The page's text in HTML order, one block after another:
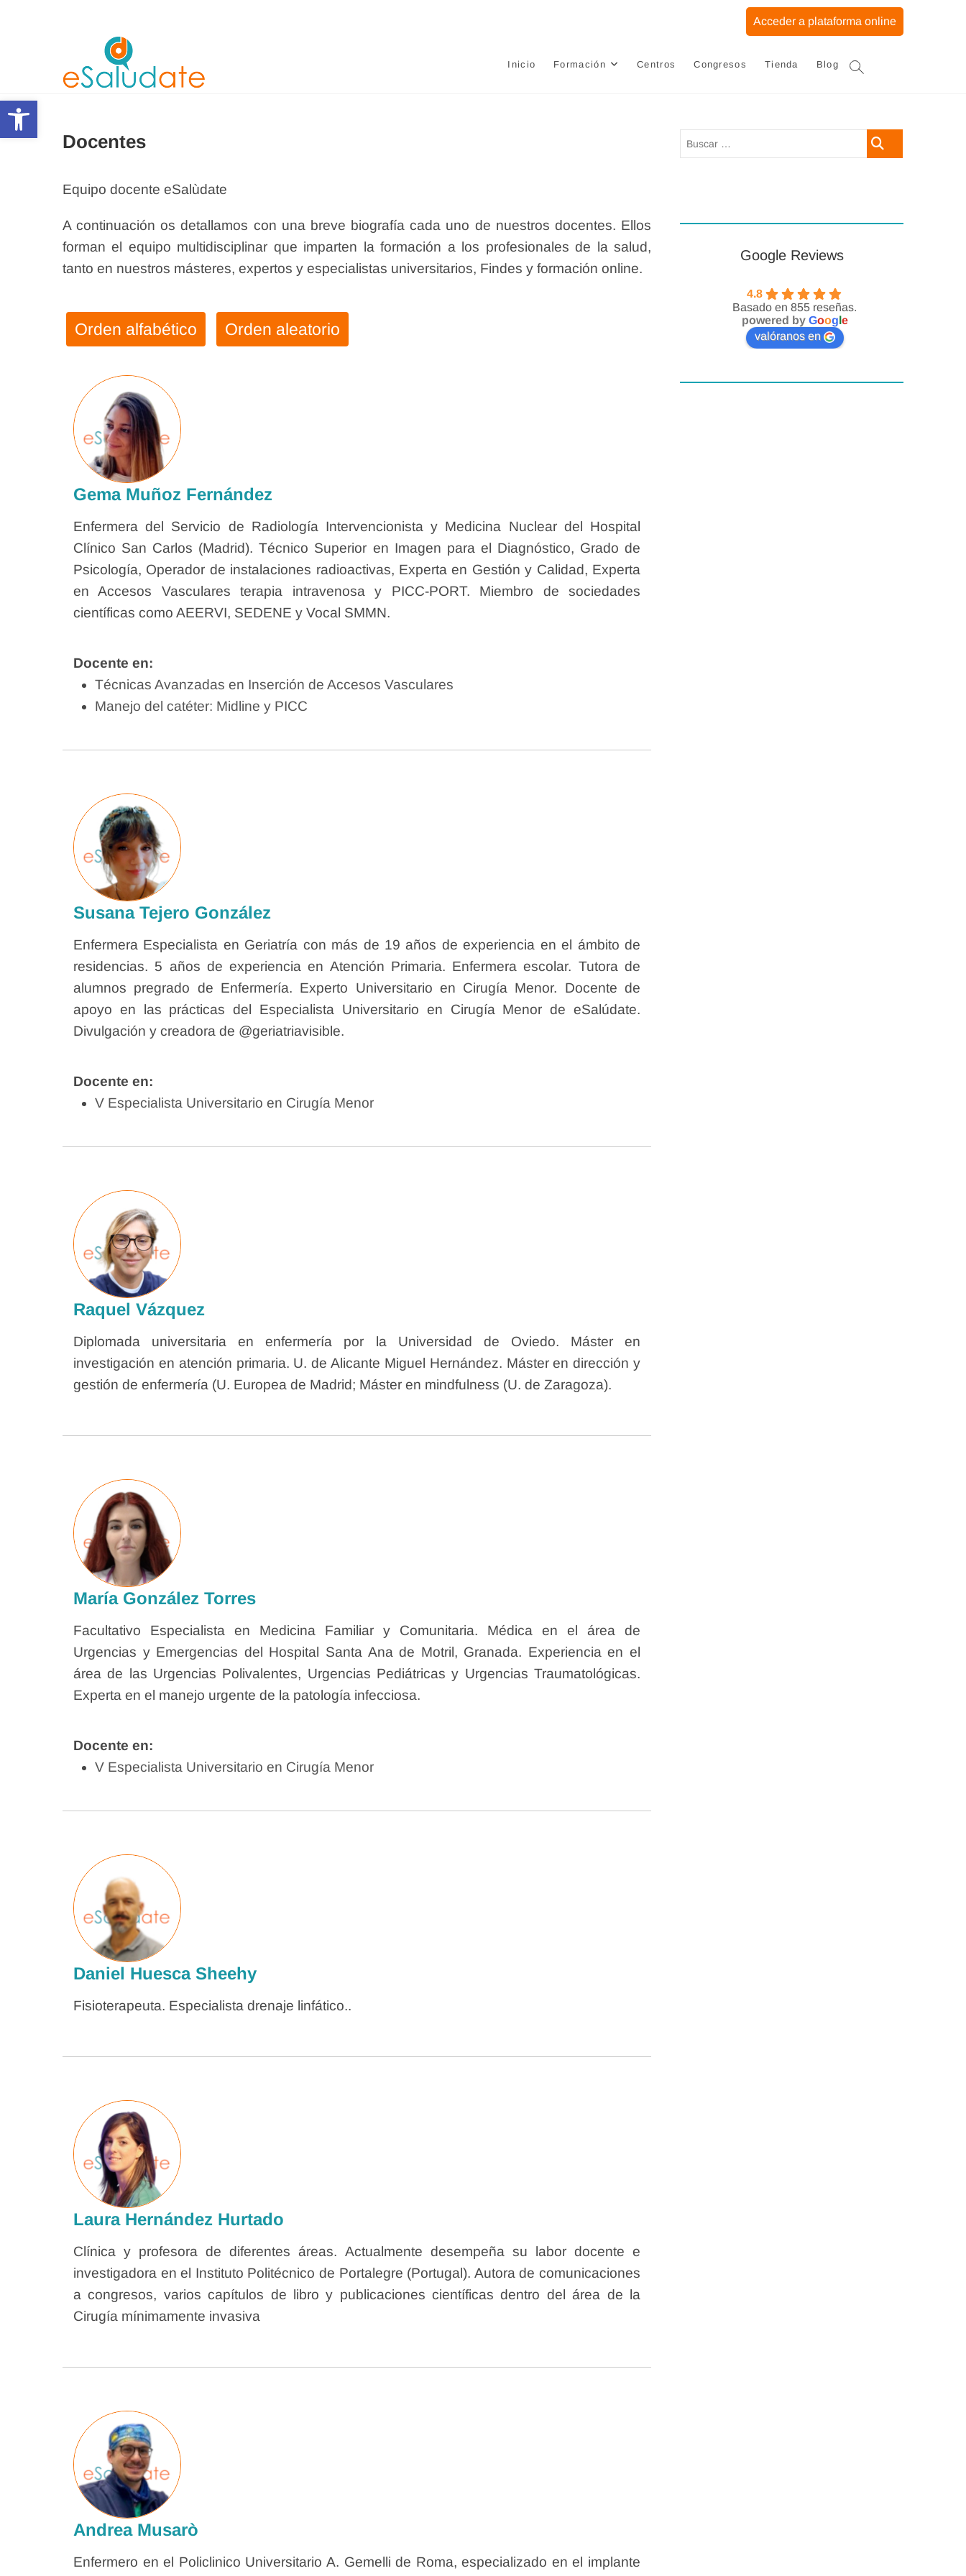
Abrir barra de herramientas
Acceder a plataforma online
Inicio Formación Centros Congresos Tienda Blog
Docentes
Equipo docente eSalùdate
A continuación os detallamos con una breve biografía cada uno de nuestros docentes. Ellos
forman el equipo multidisciplinar que imparten la formación a los profesionales de la salud,
tanto en nuestros másteres, expertos y especialistas universitarios, Findes y formación online.
Orden alfabético Orden aleatorio
Gema Muñoz Fernández
Enfermera del Servicio de Radiología Intervencionista y Medicina Nuclear del Hospital
Clínico San Carlos (Madrid). Técnico Superior en Imagen para el Diagnóstico, Grado de
Psicología, Operador de instalaciones radioactivas, Experta en Gestión y Calidad, Experta
en Accesos Vasculares terapia intravenosa y PICC-PORT. Miembro de sociedades
científicas como AEERVI, SEDENE y Vocal SMMN.
Docente en:
Técnicas Avanzadas en Inserción de Accesos Vasculares
Manejo del catéter: Midline y PICC
Susana Tejero González
Enfermera Especialista en Geriatría con más de 19 años de experiencia en el ámbito de
residencias. 5 años de experiencia en Atención Primaria. Enfermera escolar. Tutora de
alumnos pregrado de Enfermería. Experto Universitario en Cirugía Menor. Docente de
apoyo en las prácticas del Especialista Universitario en Cirugía Menor de eSalúdate.
Divulgación y creadora de @geriatriavisible.
Docente en:
V Especialista Universitario en Cirugía Menor
Raquel Vázquez
Diplomada universitaria en enfermería por la Universidad de Oviedo. Máster en
investigación en atención primaria. U. de Alicante Miguel Hernández. Máster en dirección y
gestión de enfermería (U. Europea de Madrid; Máster en mindfulness (U. de Zaragoza).
María González Torres
Facultativo Especialista en Medicina Familiar y Comunitaria. Médica en el área de
Urgencias y Emergencias del Hospital Santa Ana de Motril, Granada. Experiencia en el
área de las Urgencias Polivalentes, Urgencias Pediátricas y Urgencias Traumatológicas.
Experta en el manejo urgente de la patología infecciosa.
Docente en:
V Especialista Universitario en Cirugía Menor
Daniel Huesca Sheehy
Fisioterapeuta. Especialista drenaje linfático..
Laura Hernández Hurtado
Clínica y profesora de diferentes áreas. Actualmente desempeña su labor docente e
investigadora en el Instituto Politécnico de Portalegre (Portugal). Autora de comunicaciones
a congresos, varios capítulos de libro y publicaciones científicas dentro del área de la
Cirugía mínimamente invasiva
Andrea Musarò
Enfermero en el Policlinico Universitario A. Gemelli de Roma, especializado en el implante
Buscar
…
Google Reviews
4.8
Basado en 855 reseñas.
powered by Google
valóranos en